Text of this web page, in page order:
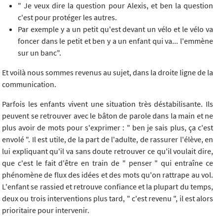
" Je veux dire la question pour Alexis, et ben la question
c'est pour protéger les autres.
Par exemple y a un petit qu'est devant un vélo et le vélo va
foncer dans le petit et ben y a un enfant qui va... l'emmène
sur un banc".
Et voilà nous sommes revenus au sujet, dans la droite ligne de la
communication.
Parfois les enfants vivent une situation très déstabilisante. Ils
peuvent se retrouver avec le bâton de parole dans la main et ne
plus avoir de mots pour s'exprimer : " ben je sais plus, ça c'est
envolé ". Il est utile, de la part de l'adulte, de rassurer l'élève, en
lui expliquant qu'il va sans doute retrouver ce qu'il voulait dire,
que c'est le fait d'être en train de " penser " qui entraîne ce
phénomène de flux des idées et des mots qu'on rattrape au vol.
L'enfant se rassied et retrouve confiance et la plupart du temps,
deux ou trois interventions plus tard, " c'est revenu ", il est alors
prioritaire pour intervenir.